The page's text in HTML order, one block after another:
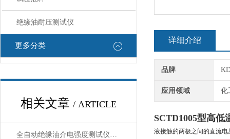
绝缘油耐压测试仪
更多分类
相关文章 / ARTICLE
全自动绝缘油介电强度测试仪使用注意事项故障排除
详细介绍
品牌
应用领域 化
SCTD1005型高低
液接触的两极之间的直流